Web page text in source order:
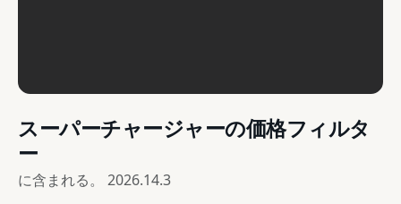
スーパーチャージャーの価格フィルタ
ー
に含まれる。 2026.14.3